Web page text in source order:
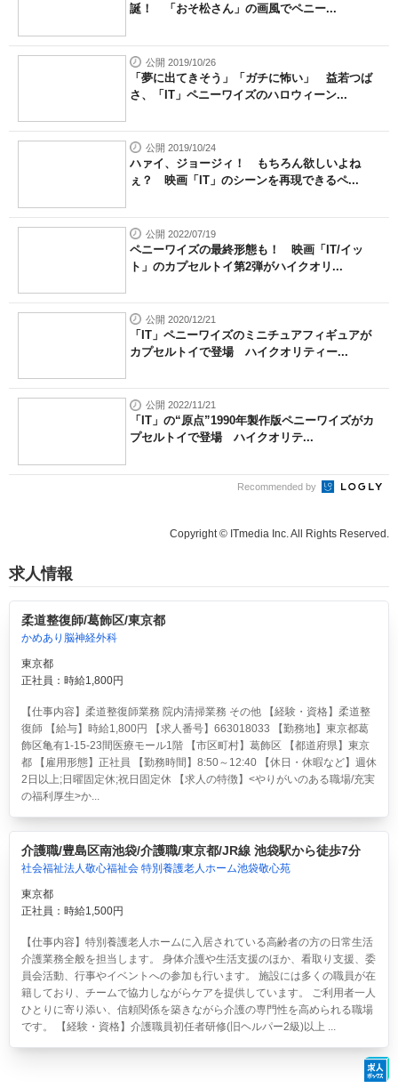
誕！ 「おそ松さん」の画風でペニー...
公開 2019/10/26
「夢に出てきそう」「ガチに怖い」 益若つば
さ、「IT」ペニーワイズのハロウィーン...
公開 2019/10/24
ハァイ、ジョージィ！ もちろん欲しいよね
ぇ？ 映画「IT」のシーンを再現できるペ...
公開 2022/07/19
ペニーワイズの最終形態も！ 映画「IT/イッ
ト」のカプセルトイ第2弾がハイクオリ...
公開 2020/12/21
「IT」ペニーワイズのミニチュアフィギュアが
カプセルトイで登場 ハイクオリティー...
公開 2022/11/21
「IT」の“原点”1990年製作版ペニーワイズがカ
プセルトイで登場 ハイクオリテ...
Recommended by
Copyright © ITmedia Inc. All Rights Reserved.
求人情報
柔道整復師/葛飾区/東京都
かめあり脳神経外科
東京都
正社員：時給1,800円
【仕事内容】柔道整復師業務 院内清掃業務 その他 【経験・資格】柔道整
復師 【給与】時給1,800円 【求人番号】663018033 【勤務地】東京都葛
飾区亀有1-15-23間医療モール1階 【市区町村】葛飾区 【都道府県】東京
都 【雇用形態】正社員 【勤務時間】8:50～12:40 【休日・休暇など】週休
2日以上;日曜固定休;祝日固定休 【求人の特徴】<やりがいのある職場/充実
の福利厚生>か...
介護職/豊島区南池袋/介護職/東京都/JR線 池袋駅から徒歩7分
社会福祉法人敬心福祉会 特別養護老人ホーム池袋敬心苑
東京都
正社員：時給1,500円
【仕事内容】特別養護老人ホームに入居されている高齢者の方の日常生活
介護業務全般を担当します。 身体介護や生活支援のほか、看取り支援、委
員会活動、行事やイベントへの参加も行います。 施設には多くの職員が在
籍しており、チームで協力しながらケアを提供しています。 ご利用者一人
ひとりに寄り添い、信頼関係を築きながら介護の専門性を高められる職場
です。 【経験・資格】介護職員初任者研修(旧ヘルパー2級)以上 ...